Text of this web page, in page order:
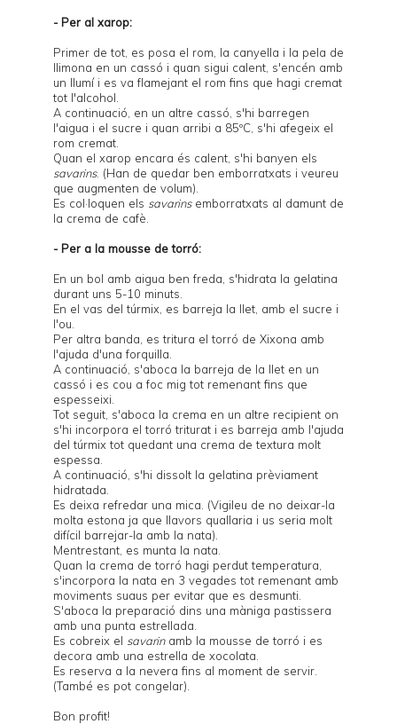
- Per al xarop:
Primer de tot, es posa el rom, la canyella i la pela de
llimona en un cassó i quan sigui calent, s'encén amb
un llumí i es va flamejant el rom fins que hagi cremat
tot l'alcohol.
A continuació, en un altre cassó, s'hi barregen
l'aigua i el sucre i quan arribi a 85ºC, s'hi afegeix el
rom cremat.
Quan el xarop encara és calent, s'hi banyen els
savarins. (Han de quedar ben emborratxats i veureu
que augmenten de volum).
Es col·loquen els savarinsemborratxats al damunt de
la crema de cafè.
- Per a la mousse de torró:
En un bol amb aigua ben freda, s'hidrata la gelatina
durant uns 5-10 minuts.
En el vas del túrmix, es barreja la llet, amb el sucre i
l'ou.
Per altra banda, es tritura el torró de Xixona amb
l'ajuda d'una forquilla.
A continuació, s'aboca la barreja de la llet en un
cassó i es cou a foc mig tot remenant fins que
espesseixi.
Tot seguit, s'aboca la crema en un altre recipient on
s'hi incorpora el torró triturat i es barreja amb l'ajuda
del túrmix tot quedant una crema de textura molt
espessa.
A continuació, s'hi dissolt la gelatina prèviament
hidratada.
Es deixa refredar una mica. (Vigileu de no deixar-la
molta estona ja que llavors quallaria i us seria molt
difícil barrejar-la amb la nata).
Mentrestant, es munta la nata.
Quan la crema de torró hagi perdut temperatura,
s'incorpora la nata en 3 vegades tot remenant amb
moviments suaus per evitar que es desmunti.
S'aboca la preparació dins una màniga pastissera
amb una punta estrellada.
Es cobreix el savarinamb la mousse de torró i es
decora amb una estrella de xocolata.
Es reserva a la nevera fins al moment de servir.
(També es pot congelar).
Bon profit!